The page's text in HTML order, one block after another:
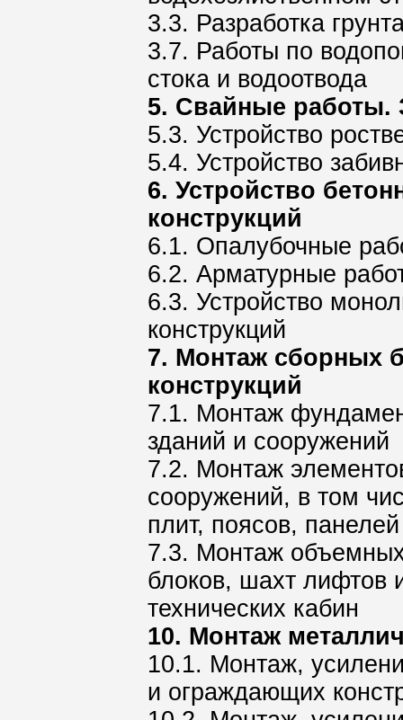
3.3. Разработка
3.7. Работы по
стока и водоотвода
5. Свайные работы.
5.3. Устройство
5.4. Устройство
6. Устройство
конструкций
6.1. Опалубочные
6.2. Арматурные
6.3. Устройство
конструкций
7. Монтаж сборных
конструкций
7.1. Монтаж
зданий и сооружений
7.2. Монтаж
сооружений, в том
плит, поясов,
7.3. Монтаж
блоков, шахт лифтов
технических кабин
10. Монтаж
10.1. Монтаж,
и ограждающих